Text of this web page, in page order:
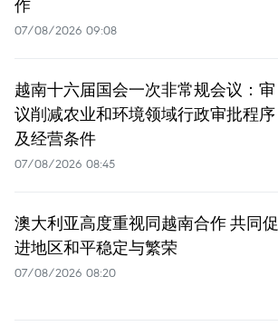
作
07/08/2026 09:08
越南十六届国会一次非常规会议：审
议削减农业和环境领域行政审批程序
及经营条件
07/08/2026 08:45
澳大利亚高度重视同越南合作 共同促
进地区和平稳定与繁荣
07/08/2026 08:20